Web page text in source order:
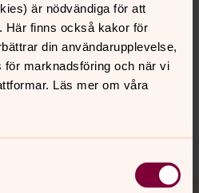
är nödvändiga för att
Här finns också kakor för
din användarupplevelse,
marknadsföring och när vi
Läs mer om våra